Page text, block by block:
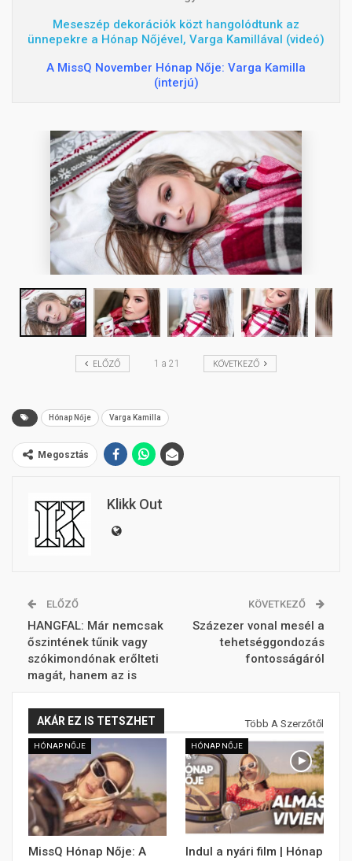
Meseszép dekorációk közt hangolódtunk az
ünnepekre a Hónap Nőjével, Varga Kamillával (videó)
A MissQ November Hónap Nője: Varga Kamilla
(interjú)
ELŐZŐ 1 a 21 KÖVETKEZŐ
Hónap Nője Varga Kamilla
Megosztás
Klikk Out
ELŐZŐ
HANGFAL: Már nemcsak
őszintének tűnik vagy
szókimondónak erőlteti
magát, hanem az is
KÖVETKEZŐ
Százezer vonal mesél a
tehetséggondozás
fontosságáról
AKÁR EZ IS TETSZHET Több A Szerzőtől
HÓNAP NŐJE
MissQ Hónap Nője: A
HÓNAP NŐJE
Indul a nyári film | Hónap